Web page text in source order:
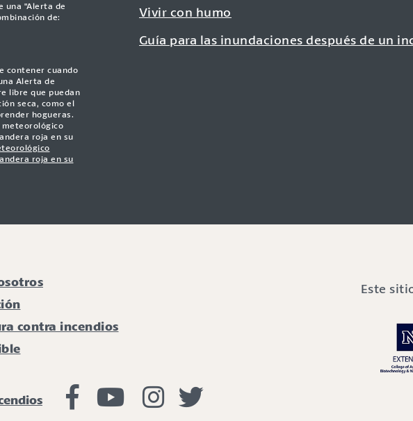
una "Alerta de
de:
contener cuando
Alerta de
libre que puedan
seca, como el
hogueras.
meteorológico
roja en su
roja en su
Vivir con humo
Guía para las inundaciones después de un
contra incendios
Viviendo con Incendios Facebook
Vivir con fuego Youtube
Vivir con fuego Instagram
Vivir con fuego Twitter
Este